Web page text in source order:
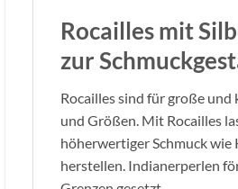
Rocailles mit
zur
Rocailles sind für große und
und Größen. Mit Rocailles
höherwertiger Schmuck wie
herstellen. Indianerperlen